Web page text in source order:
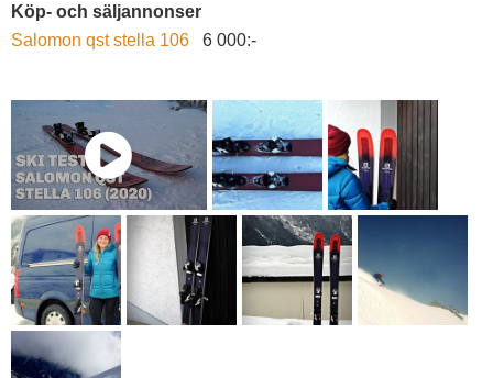
Köp- och säljannonser
Salomon qst stella 106 6 000:-